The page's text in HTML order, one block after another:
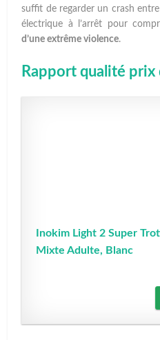
suffit de regarder un crash
électrique à l’arrêt pour
d’une extrême violence.
Rapport qualité
Inokim Light 2 Super
Mixte Adulte, Blanc